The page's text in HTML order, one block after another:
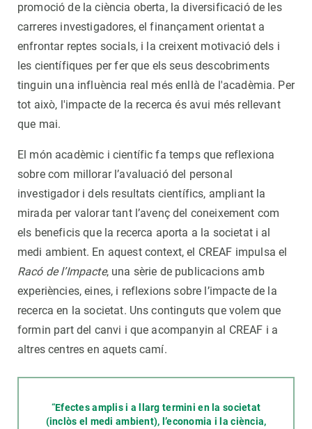
promoció de la ciència oberta, la diversificació de les
carreres investigadores, el finançament orientat a
enfrontar reptes socials, i la creixent motivació dels i
les científiques per fer que els seus descobriments
tinguin una influència real més enllà de l'acadèmia. Per
tot això, l'impacte de la recerca és avui més rellevant
que mai.
El món acadèmic i científic fa temps que reflexiona
sobre com millorar l’avaluació del personal
investigador i dels resultats científics, ampliant la
mirada per valorar tant l’avenç del coneixement com
els beneficis que la recerca aporta a la societat i al
medi ambient. En aquest context, el CREAF impulsa el
Racó de l’Impacte, una sèrie de publicacions amb
experiències, eines, i reflexions sobre l’impacte de la
recerca en la societat. Uns continguts que volem que
formin part del canvi i que acompanyin al CREAF i a
altres centres en aquets camí.
“Efectes amplis i a llarg termini en la societat
(inclòs el medi ambient), l’economia i la ciència,